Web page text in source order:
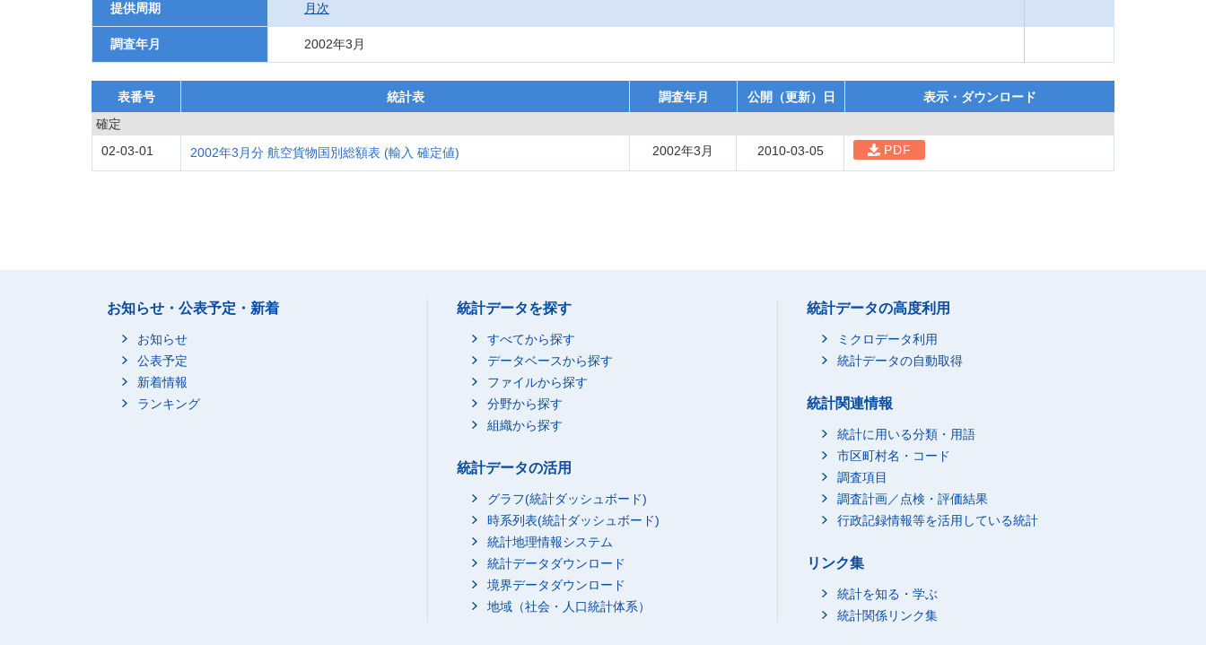
提供周期 月次
調査年月 2002年3月
表番号 統計表 調査年月 公開（更新）日
表示・ダウンロード
確定
02-03-01
2002年3月分 航空貨物国別総額表 (輸入 確定値) 2002年3月 2010-03-05 PDF
お知らせ・公表予定・新着
お知らせ
公表予定
新着情報
ランキング
統計データを探す
すべてから探す
データベースから探す
ファイルから探す
分野から探す
組織から探す
統計データの活用
グラフ(統計ダッシュボード)
時系列表(統計ダッシュボード)
統計地理情報システム
統計データダウンロード
境界データダウンロード
地域（社会・人口統計体系）
統計データの高度利用
ミクロデータ利用
統計データの自動取得
統計関連情報
統計に用いる分類・用語
市区町村名・コード
調査項目
調査計画／点検・評価結果
行政記録情報等を活用している統計
リンク集
統計を知る・学ぶ
統計関係リンク集